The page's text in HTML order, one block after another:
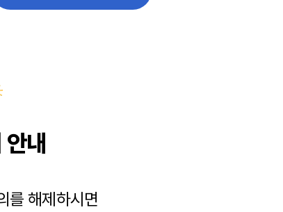
내
를 해제하시면